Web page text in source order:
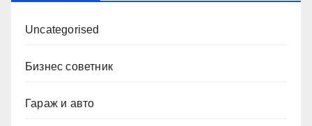
Uncategorised
Бизнес советник
Гараж и авто